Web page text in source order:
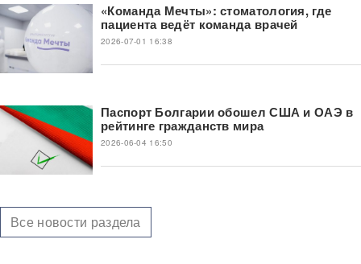
«Команда Мечты»: стоматология, где
пациента ведёт команда врачей
2026-07-01 16:38
Паспорт Болгарии обошел США и ОАЭ в
рейтинге гражданств мира
2026-06-04 16:50
Все новости раздела